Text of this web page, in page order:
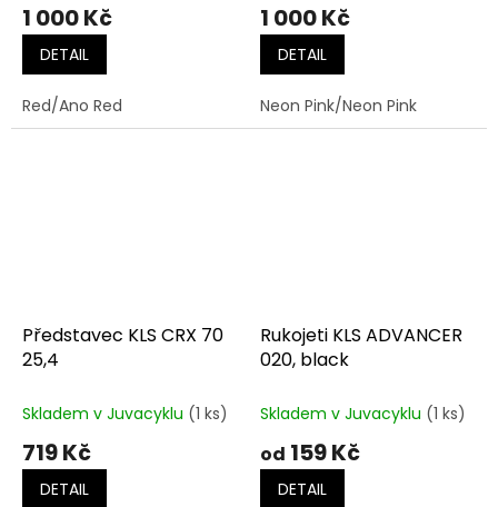
1 000 Kč
DETAIL
Red/Ano Red
1 000 Kč
DETAIL
Neon Pink/Neon Pink
Představec KLS CRX 70
25,4
Skladem v Juvacyklu (1 ks)
719 Kč
DETAIL
Rukojeti KLS ADVANCER
020, black
Skladem v Juvacyklu (1 ks)
od 159 Kč
DETAIL